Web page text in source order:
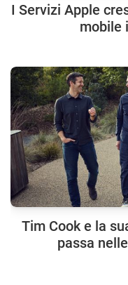
I Servizi Apple
mobile
Tim Cook e la
passa